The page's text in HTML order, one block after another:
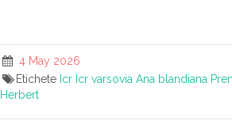
4 May 2026
Etichete Icr Icr varsovia Ana blandiana
Herbert